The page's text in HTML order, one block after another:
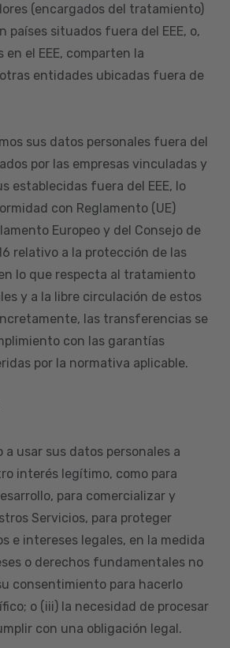
(encargados del tratamiento)
países situados fuera del EEE, o,
el EEE, comparten la
entidades ubicadas fuera de
sus datos personales fuera del
por las empresas vinculadas y
establecidas fuera del EEE, lo
con Reglamento (UE)
Europeo y del Consejo de
relativo a la protección de las
lo que respecta al tratamiento
y a la libre circulación de estos
las transferencias se
con las garantías
por la normativa aplicable.
a usar sus datos personales a
interés legítimo, como para
para comercializar y
Servicios, para proteger
e intereses legales, en la medida
o derechos fundamentales no
consentimiento para hacerlo
o (iii) la necesidad de procesar
con una obligación legal.